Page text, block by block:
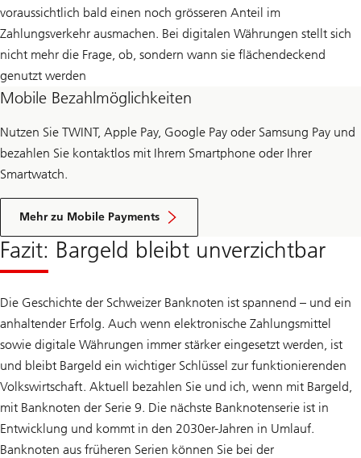
voraussichtlich bald einen noch grösseren Anteil im
Zahlungsverkehr ausmachen. Bei digitalen Währungen stellt sich
nicht mehr die Frage, ob, sondern wann sie flächendeckend
genutzt werden
Mobile Bezahlmöglichkeiten
Nutzen Sie TWINT, Apple Pay, Google Pay oder Samsung Pay und
bezahlen Sie kontaktlos mit Ihrem Smartphone oder Ihrer
Smartwatch.
Mehr zu Mobile Payments
Fazit: Bargeld bleibt unverzichtbar
Die Geschichte der Schweizer Banknoten ist spannend – und ein
anhaltender Erfolg. Auch wenn elektronische Zahlungsmittel
sowie digitale Währungen immer stärker eingesetzt werden, ist
und bleibt Bargeld ein wichtiger Schlüssel zur funktionierenden
Volkswirtschaft. Aktuell bezahlen Sie und ich, wenn mit Bargeld,
mit Banknoten der Serie 9. Die nächste Banknotenserie ist in
Entwicklung und kommt in den 2030er-Jahren in Umlauf.
Banknoten aus früheren Serien können Sie bei der